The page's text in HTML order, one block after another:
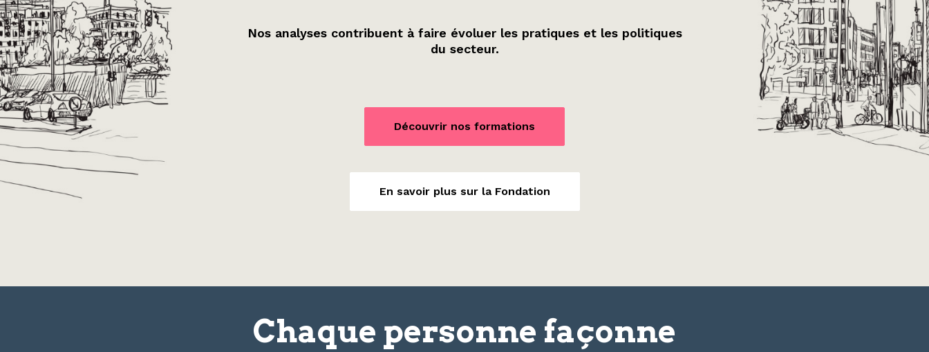
Nos analyses contribuent à faire évoluer les pratiques et les politiques
du secteur.
Découvrir nos formations
En savoir plus sur la Fondation
Chaque personne façonne